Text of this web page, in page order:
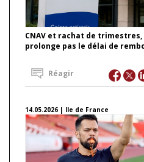
CNAV et rachat de
prolonge pas le délai de
Réagir
14.05.2026 | Ile de France